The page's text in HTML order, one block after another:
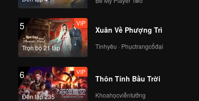
5
Trọn bộ 21 tập
VIP
Xuân Về Phượng Trì
Tìnhyêu · Phụctrangcổđại
6
Đến tập 235
VIP
Thôn Tính Bầu Trời
Khoahọcviễntưởng